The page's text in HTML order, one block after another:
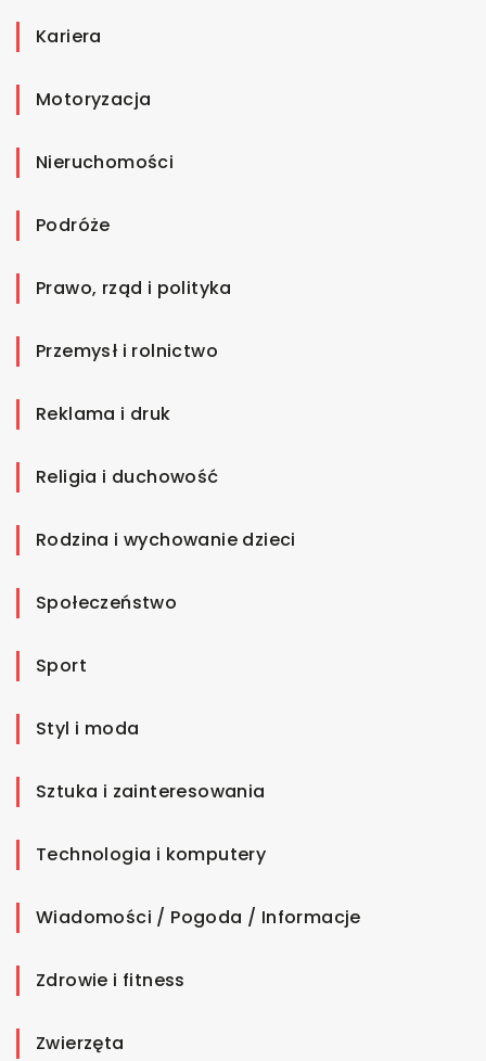
Kariera
Motoryzacja
Nieruchomości
Podróże
Prawo, rząd i polityka
Przemysł i rolnictwo
Reklama i druk
Religia i duchowość
Rodzina i wychowanie dzieci
Społeczeństwo
Sport
Styl i moda
Sztuka i zainteresowania
Technologia i komputery
Wiadomości / Pogoda / Informacje
Zdrowie i fitness
Zwierzęta